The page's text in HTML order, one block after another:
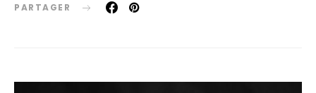
PARTAGER